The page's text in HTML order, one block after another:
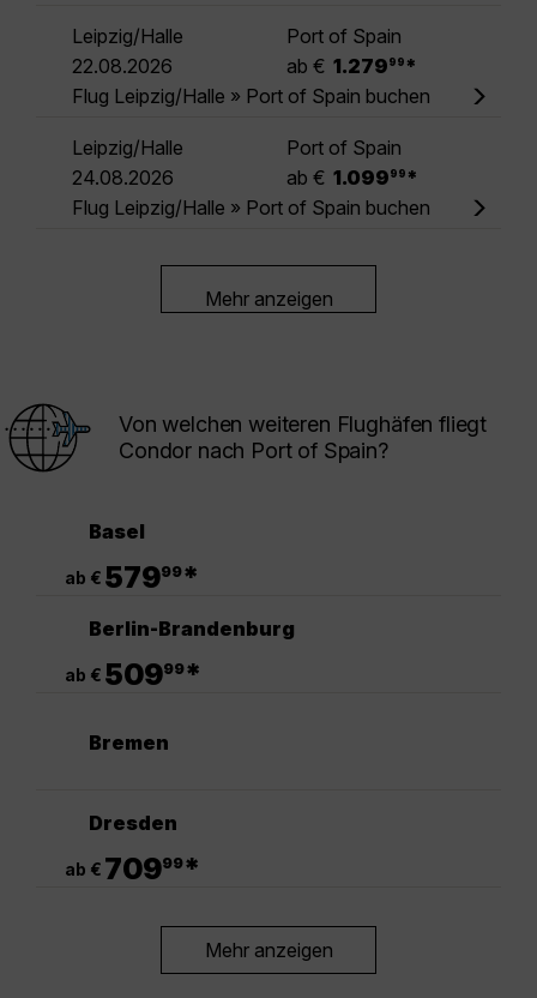
Leipzig/Halle
Port of Spain
22.08.2026
ab € 1.279 99 *
Flug Leipzig/Halle » Port of Spain buchen
Leipzig/Halle
Port of Spain
24.08.2026
ab € 1.099 99 *
Flug Leipzig/Halle » Port of Spain buchen
Mehr anzeigen
Von welchen weiteren Flughäfen fliegt
Condor nach Port of Spain?
Basel
ab € 57999*
Berlin-Brandenburg
ab € 50999*
Bremen
Dresden
ab € 70999*
Mehr anzeigen